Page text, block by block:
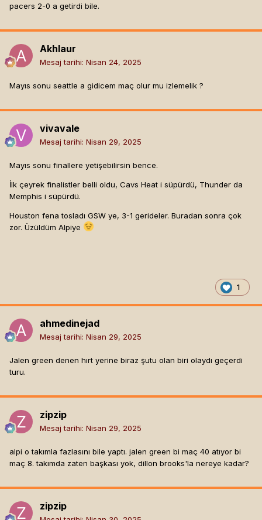
pacers 2-0 a getirdi bile.
Akhlaur
Mesaj tarihi: Nisan 24, 2025
Mayıs sonu seattle a gidicem maç olur mu izlemelik ?
vivavale
Mesaj tarihi: Nisan 29, 2025
Mayıs sonu finallere yetişebilirsin bence.
İlk çeyrek finalistler belli oldu, Cavs Heat i süpürdü, Thunder da
Memphis i süpürdü.
Houston fena tosladı GSW ye, 3-1 gerideler. Buradan sonra çok
zor. Üzüldüm Alpiye
1
ahmedinejad
Mesaj tarihi: Nisan 29, 2025
Jalen green denen hırt yerine biraz şutu olan biri olaydı geçerdi
turu.
zipzip
Mesaj tarihi: Nisan 29, 2025
alpi o takımla fazlasını bile yaptı. jalen green bi maç 40 atıyor bi
maç 8. takımda zaten başkası yok, dillon brooks'la nereye kadar?
zipzip